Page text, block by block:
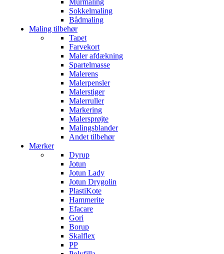
Murmaling
Sokkelmaling
Bådmaling
Maling tilbehør
Tapet
Farvekort
Maler afdækning
Spartelmasse
Malerens
Malerpensler
Malerstiger
Malerruller
Markering
Malersprøjte
Malingsblander
Andet tilbehør
Mærker
Dyrup
Jotun
Jotun Lady
Jotun Drygolin
PlastiKote
Hammerite
Efacare
Gori
Borup
Skalflex
PP